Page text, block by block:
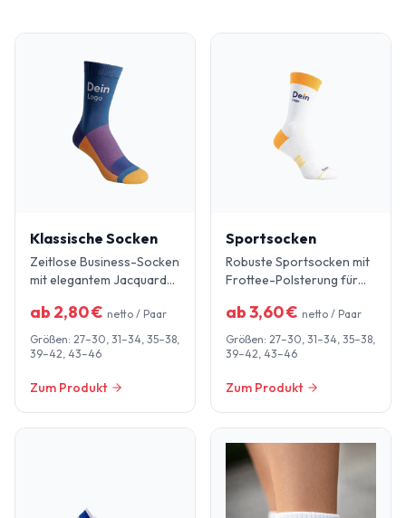
Klassische Socken
Zeitlose Business-Socken
mit elegantem Jacquard-
Corporate Gifts und
professionelle Anlässe.
ab 2,80€ netto / Paar
Größen: 27–30, 31–34, 35–38,
39–42, 43–46
Zum Produkt
Sportsocken
Robuste Sportsocken mit
Frottee-Polsterung für
Sport und Outdoor.
ab3,60€ netto / Paar
Größen: 27–30, 31–34, 35–38,
39–42, 43–46
Zum Produkt